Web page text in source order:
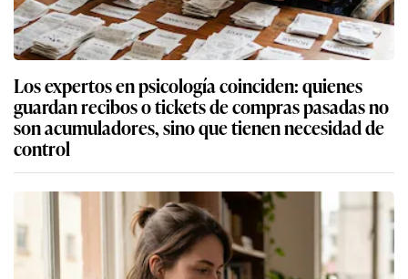
Los expertos en psicología coinciden: quienes
guardan recibos o tickets de compras pasadas no
son acumuladores, sino que tienen necesidad de
control